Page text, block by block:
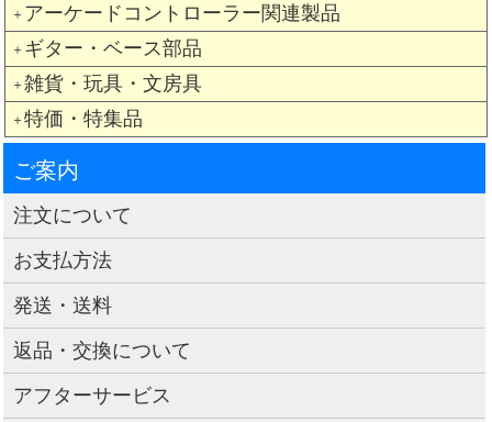
＋ アーケードコントローラー関連製品
＋ ギター・ベース部品
＋ 雑貨・玩具・文房具
＋ 特価・特集品
ご案内
注文について
お支払方法
発送・送料
返品・交換について
アフターサービス